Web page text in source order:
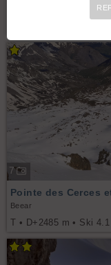
7
Pointe des Cerces
Beear
T • D+2485 m • Ski 4.1